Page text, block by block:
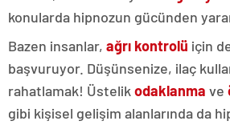
konularda hipnozun gücünden
Bazen insanlar, ağrı kontrolü için
başvuruyor. Düşünsenize, ilaç
rahatlamak! Üstelik odaklanma ve
gibi kişisel gelişim alanlarında da